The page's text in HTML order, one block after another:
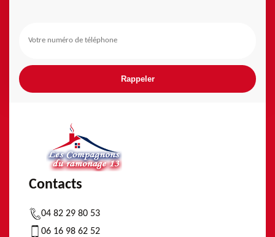
Contacts
04 82 29 80 53
06 16 98 62 52